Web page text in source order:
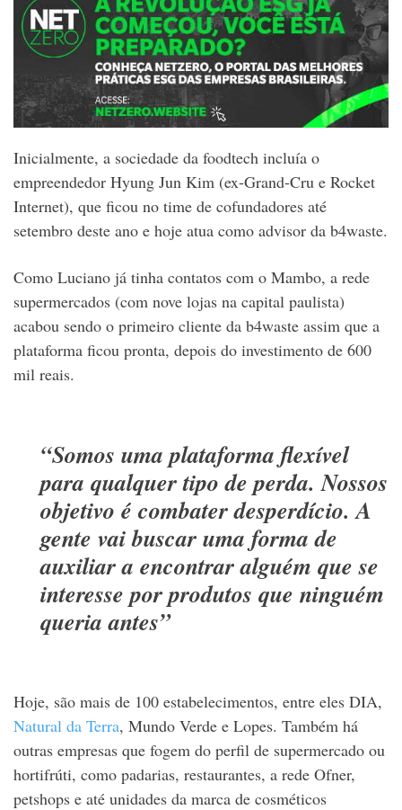
Inicialmente, a sociedade da foodtech incluía o
empreendedor Hyung Jun Kim (ex-Grand-Cru e Rocket
Internet), que ficou no time de cofundadores até
setembro deste ano e hoje atua como advisor da b4waste.
Como Luciano já tinha contatos com o Mambo, a rede
supermercados (com nove lojas na capital paulista)
acabou sendo o primeiro cliente da b4waste assim que a
plataforma ficou pronta, depois do investimento de 600
mil reais.
“Somos uma plataforma flexível
para qualquer tipo de perda. Nossos
objetivo é combater desperdício. A
gente vai buscar uma forma de
auxiliar a encontrar alguém que se
interesse por produtos que ninguém
queria antes”
Hoje, são mais de 100 estabelecimentos, entre eles DIA,
Natural da Terra, Mundo Verde e Lopes. Também há
outras empresas que fogem do perfil de supermercado ou
hortifrúti, como padarias, restaurantes, a rede Ofner,
petshops e até unidades da marca de cosméticos